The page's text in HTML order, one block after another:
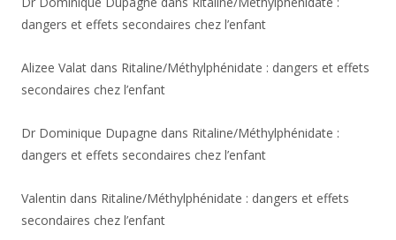
dangers et effets secondaires chez l’enfant
Alizee Valat dans Ritaline/Méthylphénidate : dangers et effets
secondaires chez l’enfant
Dr Dominique Dupagne dans Ritaline/Méthylphénidate :
dangers et effets secondaires chez l’enfant
Valentin dans Ritaline/Méthylphénidate : dangers et effets
secondaires chez l’enfant